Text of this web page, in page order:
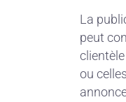
La
peut
ou